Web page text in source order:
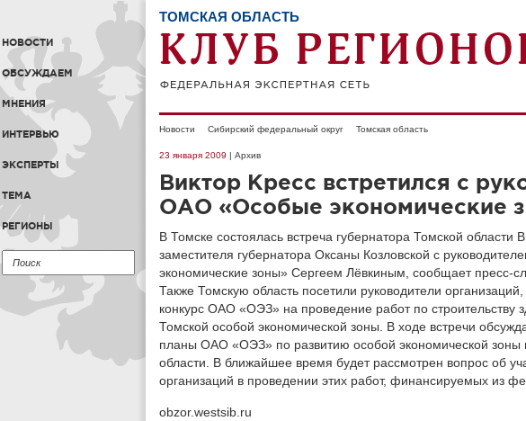
НОВОСТИ
ОБСУЖДАЕМ
МНЕНИЯ
ИНТЕРВЬЮ
ЭКСПЕРТЫ
ТЕМА
РЕГИОНЫ
ТОМСКАЯ ОБЛАСТЬ
Новости Сибирский федеральный округ Томская область
23 января 2009 | Архив
Виктор Кресс встретился с
ОАО «Особые экономические
В Томске состоялась встреча губернатора Томской области
заместителя губернатора Оксаны Козловской с
экономические зоны» Сергеем Лёвкиным, сообщает пресс-
Также Томскую область посетили руководители
конкурс ОАО «ОЭЗ» на проведение работ по строительству
Томской особой экономической зоны. В ходе встречи
планы ОАО «ОЭЗ» по развитию особой экономической зоны
области. В ближайшее время будет рассмотрен вопрос об
организаций в проведении этих работ, финансируемых из
obzor.westsib.ru